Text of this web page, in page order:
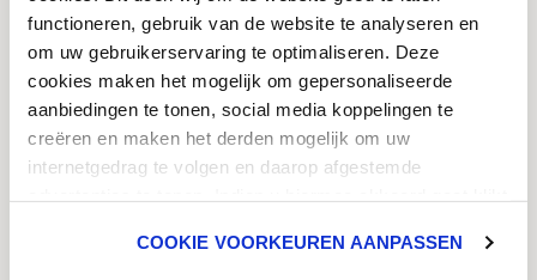
functioneren, gebruik van de website te analyseren en
om uw gebruikerservaring te optimaliseren. Deze
cookies maken het mogelijk om gepersonaliseerde
aanbiedingen te tonen, social media koppelingen te
creëren en maken het derden mogelijk om uw
internetgedrag te volgen en daarop afgestemde
te passen. U klikt dan op 'cookie voorkeuren aanpassen'.
COOKIE VOORKEUREN AANPASSEN
Inclusief Opties
Exclusief